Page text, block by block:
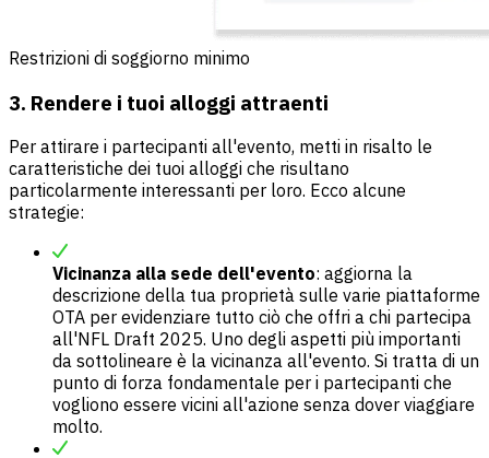
Restrizioni di soggiorno minimo
3. Rendere i tuoi alloggi attraenti
Per attirare i partecipanti all'evento, metti in risalto le
caratteristiche dei tuoi alloggi che risultano
particolarmente interessanti per loro. Ecco alcune
strategie:
Vicinanza alla sede dell'evento: aggiorna la
descrizione della tua proprietà sulle varie piattaforme
OTA per evidenziare tutto ciò che offri a chi partecipa
all'NFL Draft 2025. Uno degli aspetti più importanti
da sottolineare è la vicinanza all'evento. Si tratta di un
punto di forza fondamentale per i partecipanti che
vogliono essere vicini all'azione senza dover viaggiare
molto.